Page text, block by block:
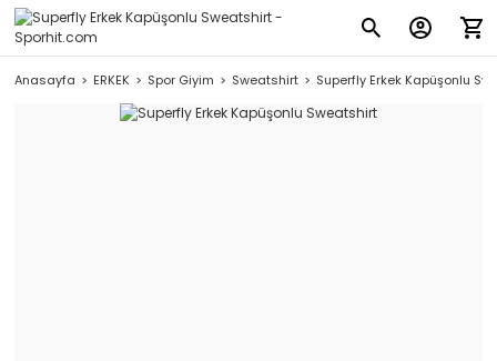
Anasayfa ERKEK Spor Giyim Sweatshirt Superfly Erkek Kapüşonlu